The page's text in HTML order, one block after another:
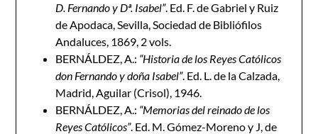
D. Fernando y Dª. Isabel”. Ed. F. de Gabriel y Ruiz
de Apodaca, Sevilla, Sociedad de Bibliófilos
Andaluces, 1869, 2 vols.
BERNÁLDEZ, A.: “Historia de los Reyes Católicos
don Fernando y doña Isabel”. Ed. L. de la Calzada,
Madrid, Aguilar (Crisol), 1946.
BERNÁLDEZ, A.: “Memorias del reinado de los
Reyes Católicos”. Ed. M. Gómez-Moreno y J, de